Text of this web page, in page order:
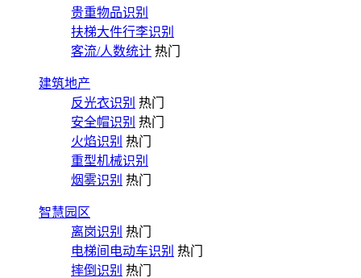
贵重物品识别
扶梯大件行李识别
客流/人数统计 热门
建筑地产
反光衣识别 热门
安全帽识别 热门
火焰识别 热门
重型机械识别
烟雾识别 热门
智慧园区
离岗识别 热门
电梯间电动车识别 热门
摔倒识别 热门